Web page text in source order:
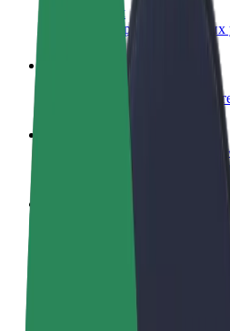
Стати водієм
Заробляйте гроші на
Стати кур'єром
Доставляйте їжу та
Додати ресторан чи
Залучайте більше клієнтів
Зареєструватися як власник
Додайте Ваш автопарк на
Bolt for Business
Масштабування продуктів